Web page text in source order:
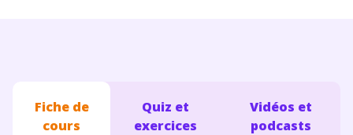
Fiche de
cours
Quiz et
exercices
Vidéos et
podcasts